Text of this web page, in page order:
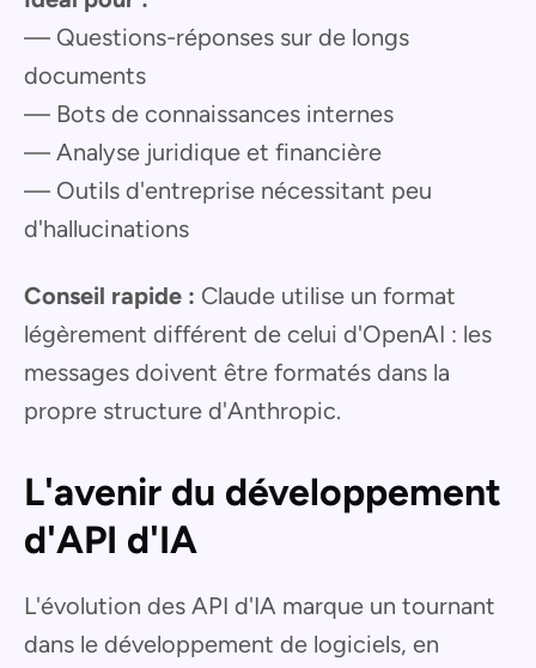
— Questions-réponses sur de longs
documents
— Bots de connaissances internes
— Analyse juridique et financière
— Outils d'entreprise nécessitant peu
d'hallucinations
Conseil rapide : Claude utilise un format
légèrement différent de celui d'OpenAI : les
messages doivent être formatés dans la
propre structure d'Anthropic.
L'avenir du développement
d'API d'IA
L'évolution des API d'IA marque un tournant
dans le développement de logiciels, en